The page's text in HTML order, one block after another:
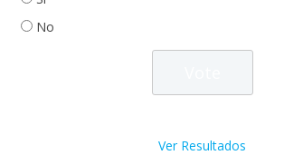
No
Ver Resultados